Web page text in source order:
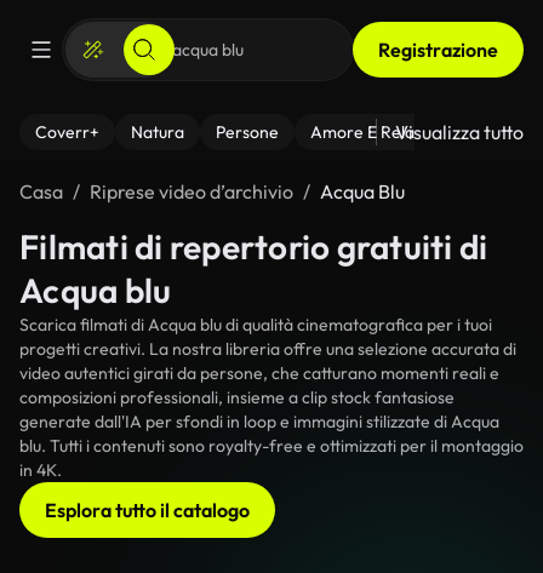
Registrazione
Coverr+ Natura Persone Amore E Relazioni Il
Visualizza tutto
Casa Riprese video d’archivio Acqua Blu
Filmati di repertorio gratuiti di
Acqua blu
Scarica filmati di Acqua blu di qualità cinematografica per i tuoi
progetti creativi. La nostra libreria offre una selezione accurata di
video autentici girati da persone, che catturano momenti reali e
composizioni professionali, insieme a clip stock fantasiose
generate dall'IA per sfondi in loop e immagini stilizzate di Acqua
blu. Tutti i contenuti sono royalty-free e ottimizzati per il montaggio
in 4K.
Esplora tutto il catalogo